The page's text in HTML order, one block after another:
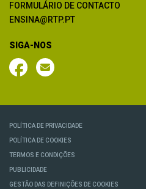
FORMULÁRIO DE CONTACTO
ENSINA@RTP.PT
SIGA-NOS
POLÍTICA DE PRIVACIDADE
POLÍTICA DE COOKIES
TERMOS E CONDIÇÕES
PUBLICIDADE
GESTÃO DAS DEFINIÇÕES DE COOKIES